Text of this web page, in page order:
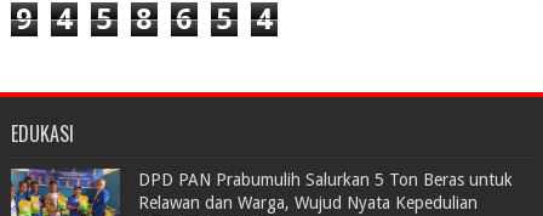
9 4 5 8 6 5 4
EDUKASI
DPD PAN Prabumulih Salurkan 5 Ton Beras untuk
Relawan dan Warga, Wujud Nyata Kepedulian